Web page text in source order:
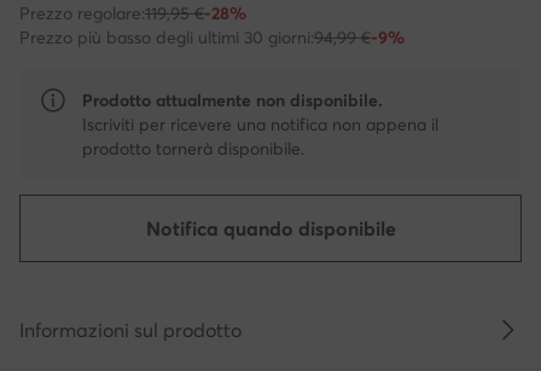
Prezzo regolare:119,95 €-28%
Prezzo più basso degli ultimi 30 giorni:94,99 €-9%
Prodotto attualmente non disponibile.
Iscriviti per ricevere una notifica non appena il
prodotto tornerà disponibile.
Notifica quando disponibile
Informazioni sul prodotto